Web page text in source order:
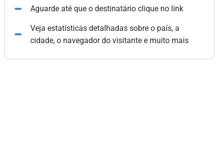
Aguarde até que o destinatário clique no link
Veja estatísticas detalhadas sobre o país, a
cidade, o navegador do visitante e muito mais